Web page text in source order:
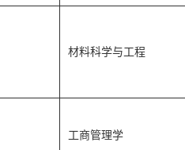
材料科学与工程
工商管理学